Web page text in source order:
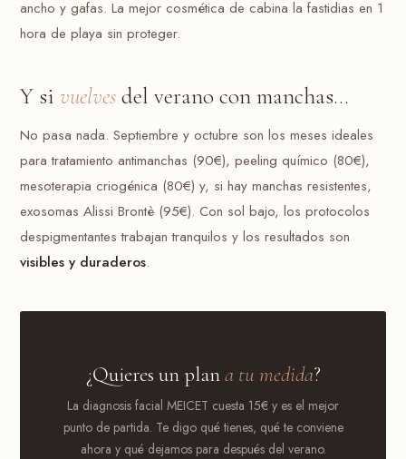
ancho y gafas. La mejor cosmética de cabina la fastidias en 1
hora de playa sin proteger.
Y si vuelves del verano con manchas...
No pasa nada. Septiembre y octubre son los meses ideales
para tratamiento antimanchas (90€), peeling químico (80€),
mesoterapia criogénica (80€) y, si hay manchas resistentes,
exosomas Alissi Brontè (95€). Con sol bajo, los protocolos
despigmentantes trabajan tranquilos y los resultados son
visibles y duraderos.
¿Quieres un plana tu medida?
La diagnosis facial MEICET cuesta 15€ y es el mejor
punto de partida. Te digo qué tienes, qué te conviene
ahora y qué dejamos para después del verano.